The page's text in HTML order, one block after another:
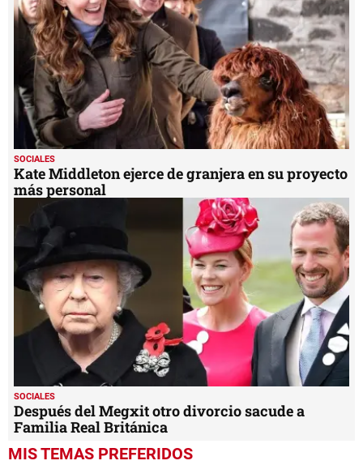
SOCIALES
Kate Middleton ejerce de granjera en su proyecto
más personal
SOCIALES
Después del Megxit otro divorcio sacude a
Familia Real Británica
MIS TEMAS PREFERIDOS